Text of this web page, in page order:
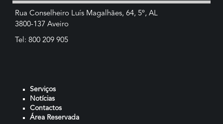
Rua Conselheiro Luís Magalhães, 64, 5º, AL
3800-137 Aveiro
Tel: 800 209 905
Serviços
Notícias
Contactos
Área Reservada